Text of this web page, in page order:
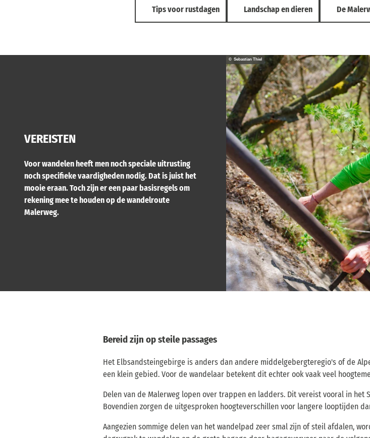
Tips voor rustdagen Landschap en dieren De
VEREISTEN
Voor wandelen heeft men noch speciale uitrusting
noch specifieke vaardigheden nodig. Dat is juist het
mooie eraan. Toch zijn er een paar basisregels om
rekening mee te houden op de wandelroute
Malerweg.
© Sebastian Thiel
Bereid zijn op steile passages
Het Elbsandsteingebirge is anders dan andere middelgebergteregio's of de
een klein gebied. Voor de wandelaar betekent dit echter ook vaak veel
Delen van de Malerweg lopen over trappen en ladders. Dit vereist vooral in het
Bovendien zorgen de uitgesproken hoogteverschillen voor langere looptijden
Aangezien sommige delen van het wandelpad zeer smal zijn of steil afdalen,